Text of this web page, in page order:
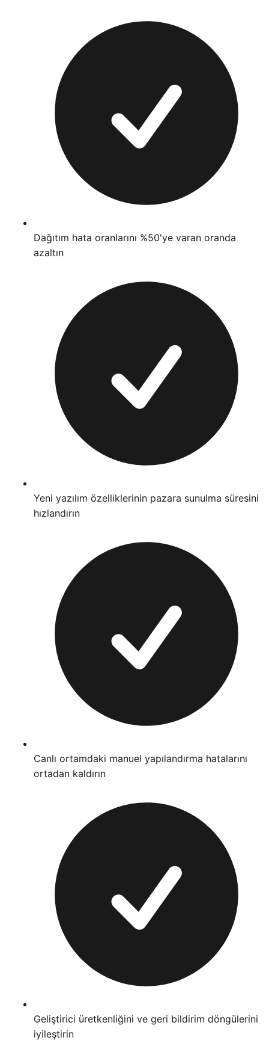
Dağıtım hata oranlarını %50'ye varan oranda
azaltın
Yeni yazılım özelliklerinin pazara sunulma süresini
hızlandırın
Canlı ortamdaki manuel yapılandırma hatalarını
ortadan kaldırın
Geliştirici üretkenliğini ve geri bildirim döngülerini
iyileştirin